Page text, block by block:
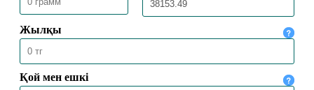
31.07.2026